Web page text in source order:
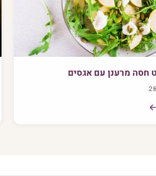
חסה מרענן עם אגסים